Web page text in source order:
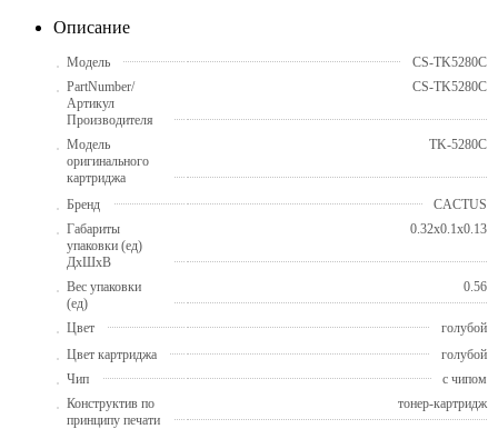
Описание
Модель
CS-TK5280C
PartNumber/
Артикул
Производителя
CS-TK5280C
Модель
оригинального
картриджа
TK-5280C
Бренд
CACTUS
Габариты
упаковки (ед)
ДхШхВ
0.32x0.1x0.13
Вес упаковки
(ед)
0.56
Цвет
голубой
Цвет картриджа
голубой
Чип
с чипом
Конструктив по
принципу печати
тонер-картридж